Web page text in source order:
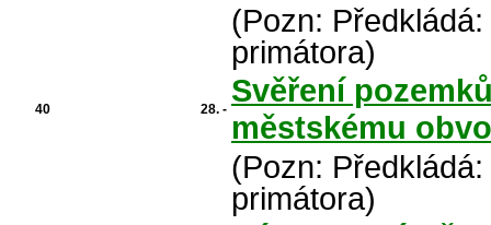
(Pozn:
primátora)
40 28. -
Svěření
městskému
(Pozn:
primátora)